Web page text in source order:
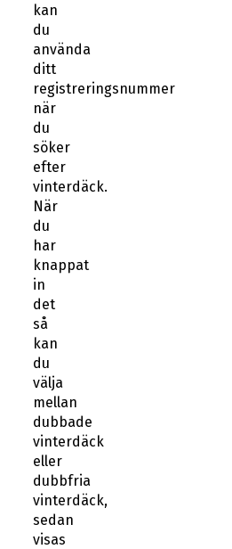
kan
du
använda
ditt
registreringsnummer
när
du
söker
efter
vinterdäck.
När
du
har
knappat
in
det
så
kan
du
välja
mellan
dubbade
vinterdäck
eller
dubbfria
vinterdäck,
sedan
visas